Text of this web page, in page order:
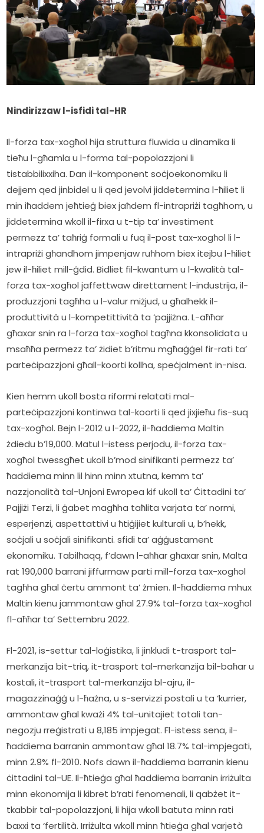
Nindirizzaw l-isfidi tal-HR
Il-forza tax-xogħol hija struttura fluwida u dinamika li
tieħu l-għamla u l-forma tal-popolazzjoni li
tistabbilixxiha. Dan il-komponent soċjoekonomiku li
dejjem qed jinbidel u li qed jevolvi jiddetermina l-ħiliet li
min iħaddem jeħtieġ biex jaħdem fl-intrapriżi tagħhom, u
jiddetermina wkoll il-firxa u t-tip ta’ investiment
permezz ta’ taħriġ formali u fuq il-post tax-xogħol li l-
intrapriżi għandhom jimpenjaw ruħhom biex itejbu l-ħiliet
jew il-ħiliet mill-ġdid. Bidliet fil-kwantum u l-kwalità tal-
forza tax-xogħol jaffettwaw direttament l-industrija, il-
produzzjoni tagħha u l-valur miżjud, u għalhekk il-
produttività u l-kompetittività ta ‘pajjiżna. L-aħħar
għaxar snin ra l-forza tax-xogħol tagħna kkonsolidata u
msaħħa permezz ta’ żidiet b’ritmu mgħaġġel fir-rati ta’
parteċipazzjoni għall-koorti kollha, speċjalment in-nisa.
Kien hemm ukoll bosta riformi relatati mal-
parteċipazzjoni kontinwa tal-koorti li qed jixjieħu fis-suq
tax-xogħol. Bejn l-2012 u l-2022, il-ħaddiema Maltin
żdiedu b’19,000. Matul l-istess perjodu, il-forza tax-
xogħol twessgħet ukoll b’mod sinifikanti permezz ta’
ħaddiema minn lil hinn minn xtutna, kemm ta’
nazzjonalità tal-Unjoni Ewropea kif ukoll ta’ Ċittadini ta’
Pajjiżi Terzi, li ġabet magħha taħlita varjata ta’ normi,
esperjenzi, aspettattivi u ħtiġijiet kulturali u, b’hekk,
soċjali u soċjali sinifikanti. sfidi ta’ aġġustament
ekonomiku. Tabilħaqq, f’dawn l-aħħar għaxar snin, Malta
rat 190,000 barrani jiffurmaw parti mill-forza tax-xogħol
tagħha għal ċertu ammont ta’ żmien. Il-ħaddiema mhux
Maltin kienu jammontaw għal 27.9% tal-forza tax-xogħol
fl-aħħar ta’ Settembru 2022.
Fl-2021, is-settur tal-loġistika, li jinkludi t-trasport tal-
merkanzija bit-triq, it-trasport tal-merkanzija bil-baħar u
kostali, it-trasport tal-merkanzija bl-ajru, il-
magazzinaġġ u l-ħażna, u s-servizzi postali u ta ‘kurrier,
ammontaw għal kważi 4% tal-unitajiet totali tan-
negozju rreġistrati u 8,185 impjegat. Fl-istess sena, il-
ħaddiema barranin ammontaw għal 18.7% tal-impjegati,
minn 2.9% fl-2010. Nofs dawn il-ħaddiema barranin kienu
ċittadini tal-UE. Il-ħtieġa għal ħaddiema barranin irriżulta
minn ekonomija li kibret b’rati fenomenali, li qabżet it-
tkabbir tal-popolazzjoni, li hija wkoll batuta minn rati
baxxi ta ‘fertilità. Irriżulta wkoll minn ħtieġa għal varjetà